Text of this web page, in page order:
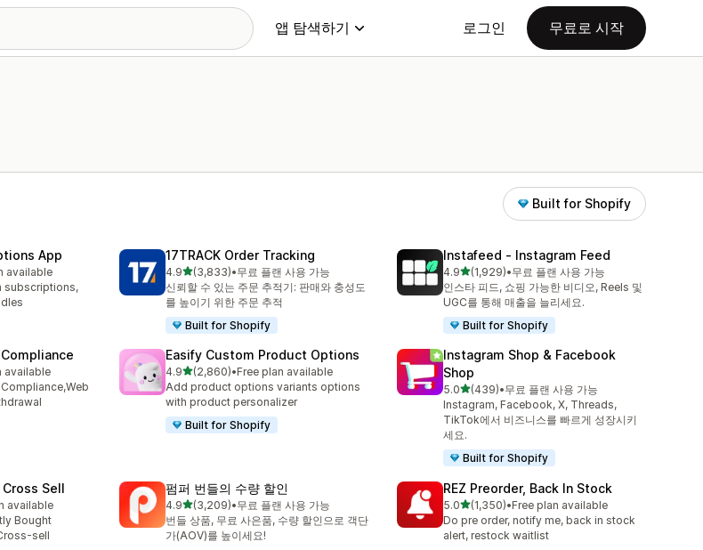
앱 탐색하기 로그인 무료로 시작
Built for Shopify
App
available
subscriptions,
17TRACK Order Tracking
4.9별 5개 중
(3,833)
총 리뷰 3833개
•무료 플랜 사용 가능
신뢰할 수 있는 주문 추적기: 판매와 충성도
를 높이기 위한 주문 추적
Built for Shopify
Instafeed ‑ Instagram Feed
4.9별 5개 중
(1,929)
총 리뷰 1929개
•무료 플랜 사용 가능
인스타 피드, 쇼핑 가능한 비디오, Reels 및
UGC를 통해 매출을 늘리세요.
Built for Shopify
available
Easify Custom Product Options
4.9별 5개 중
(2,860)
총 리뷰 2860개
•Free plan available
Add product options variants options
with product personalizer
Built for Shopify
Instagram Shop & Facebook
Shop
5.0별 5개 중
(439)
총 리뷰 439개
•무료 플랜 사용 가능
Instagram, Facebook, X, Threads,
TikTok에서 비즈니스를 빠르게 성장시키
세요.
Built for Shopify
Sell
available
Bought
sell
펌퍼 번들의 수량 할인
4.9별 5개 중
(3,209)
총 리뷰 3209개
•무료 플랜 사용 가능
번들 상품, 무료 사은품, 수량 할인으로 객단
가(AOV)를 높이세요!
REZ Preorder, Back In Stock
5.0별 5개 중
(1,350)
총 리뷰 1350개
•Free plan available
Do pre order, notify me, back in stock
alert, restock waitlist